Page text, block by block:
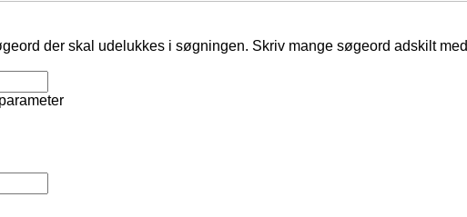
der skal udelukkes i søgningen. Skriv mange søgeord adskilt med